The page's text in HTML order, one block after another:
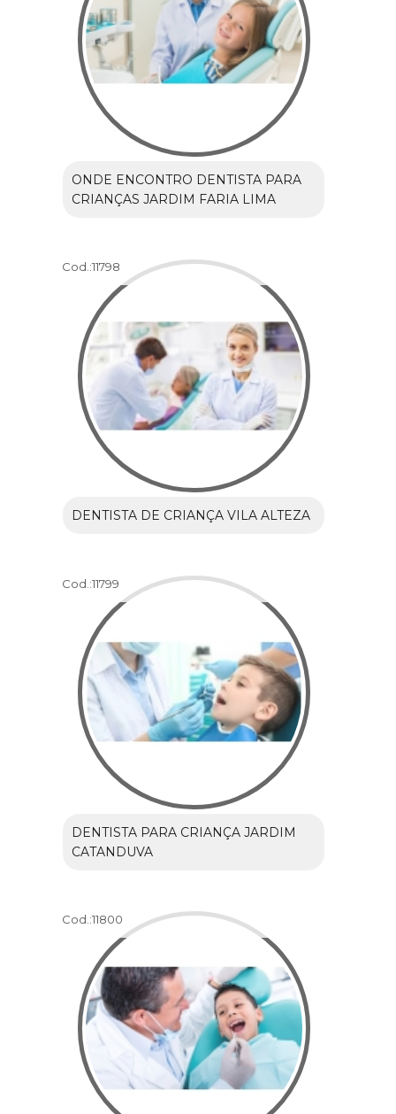
ONDE ENCONTRO DENTISTA PARA
CRIANÇAS JARDIM FARIA LIMA
Cod.:11798
DENTISTA DE CRIANÇA VILA ALTEZA
Cod.:11799
DENTISTA PARA CRIANÇA JARDIM
CATANDUVA
Cod.:11800